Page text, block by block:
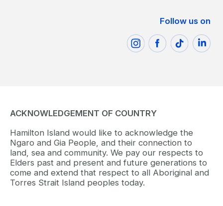
Follow us on
ACKNOWLEDGEMENT OF COUNTRY
Hamilton Island would like to acknowledge the
Ngaro and Gia People, and their connection to
land, sea and community. We pay our respects to
Elders past and present and future generations to
come and extend that respect to all Aboriginal and
Torres Strait Island peoples today.